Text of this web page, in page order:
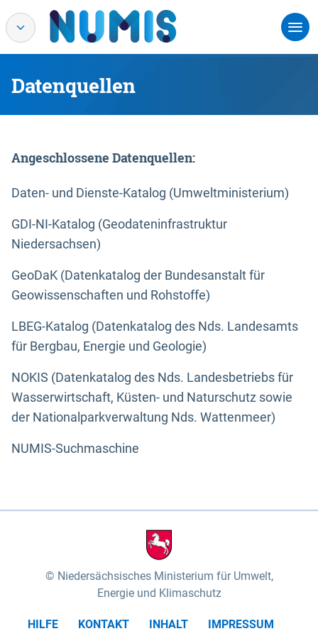
Datenquellen
Angeschlossene Datenquellen:
Daten- und Dienste-Katalog (Umweltministerium)
GDI-NI-Katalog (Geodateninfrastruktur
Niedersachsen)
GeoDaK (Datenkatalog der Bundesanstalt für
Geowissenschaften und Rohstoffe)
LBEG-Katalog (Datenkatalog des Nds. Landesamts
für Bergbau, Energie und Geologie)
NOKIS (Datenkatalog des Nds. Landesbetriebs für
Wasserwirtschaft, Küsten- und Naturschutz sowie
der Nationalparkverwaltung Nds. Wattenmeer)
NUMIS-Suchmaschine
Niedersächsisches Ministerium für Umwelt,
Energie und Klimaschutz
HILFE KONTAKT INHALT
IMPRESSUM